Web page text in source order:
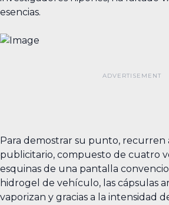
esencias.
Para demostrar su punto, recurren
publicitario, compuesto de cuatro
esquinas de una pantalla
hidrogel de vehículo, las cápsulas
vaporizan y gracias a la intensidad